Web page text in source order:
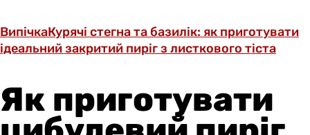
ВипічкаКурячі стегна та базилік: як приготувати
ідеальний закритий пиріг з листкового тіста
Як приготувати